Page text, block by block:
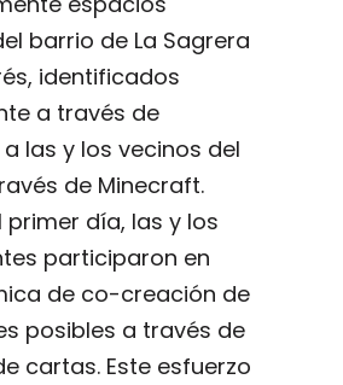
barrio de La Sagrera
identificados
a través de
las y los vecinos del
de Minecraft.
primer día, las y los
participaron en
de co-creación de
posibles a través de
cartas. Este esfuerzo